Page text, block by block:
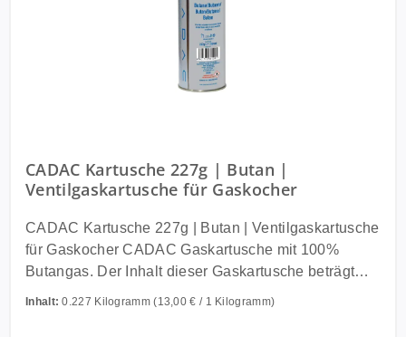
CADAC Kartusche 227g | Butan |
Ventilgaskartusche für Gaskocher
CADAC Kartusche 227g | Butan | Ventilgaskartusche
für Gaskocher CADAC Gaskartusche mit 100%
Butangas. Der Inhalt dieser Gaskartusche beträgt
Inhalt:0.227 Kilogramm(13,00 € / 1 Kilogramm)